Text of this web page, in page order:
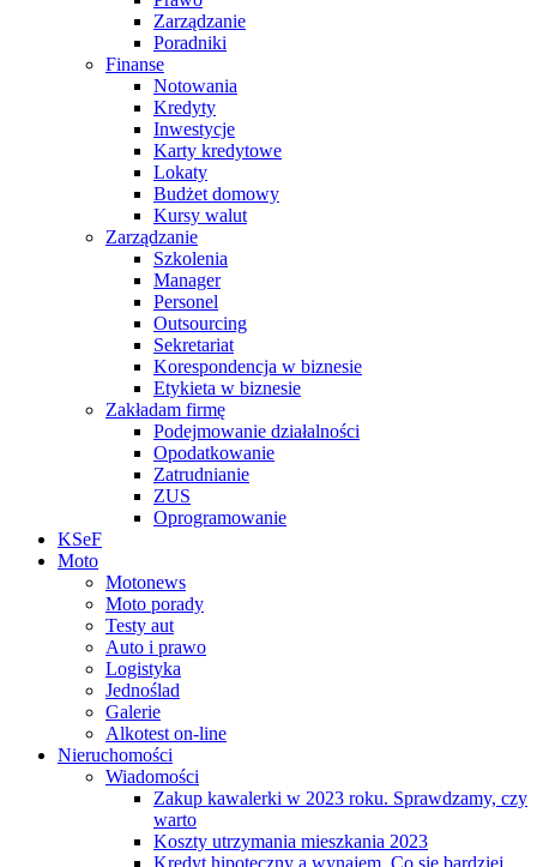
Zarządzanie
Poradniki
Finanse
Notowania
Kredyty
Inwestycje
Karty kredytowe
Lokaty
Budżet domowy
Kursy walut
Zarządzanie
Szkolenia
Manager
Personel
Outsourcing
Sekretariat
Korespondencja w biznesie
Etykieta w biznesie
Zakładam firmę
Podejmowanie działalności
Opodatkowanie
Zatrudnianie
ZUS
Oprogramowanie
KSeF
Moto
Motonews
Moto porady
Testy aut
Auto i prawo
Logistyka
Jednoślad
Galerie
Alkotest on-line
Nieruchomości
Wiadomości
Zakup kawalerki w 2023 roku. Sprawdzamy, czy
warto
Koszty utrzymania mieszkania 2023
Kredyt hipoteczny a wynajem. Co się bardziej